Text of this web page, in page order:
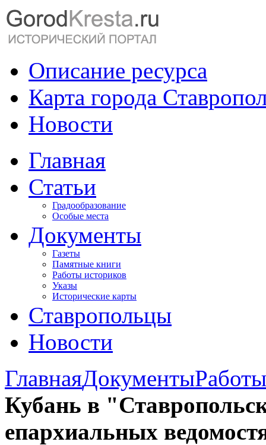
Описание ресурса
Карта города
Новости
Главная
Статьи
Градообразование
Особые места
Документы
Газеты
Памятные книги
Работы историков
Указы
Исторические карты
Ставропольцы
Новости
ГлавнаяДокументы
Кубань в
епархиальных